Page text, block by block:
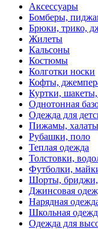
Аксессуары
Бомберы,
Брюки, трико,
Жилеты
Кальсоны
Костюмы
Колготки носки
Кофты,
Куртки,
Однотонная
Одежда для
Пижамы, халаты
Рубашки, поло
Теплая одежда
Толстовки,
Футболки,
Шорты, бриджи,
Джинсовая
Нарядная
Школьная
Одежда для